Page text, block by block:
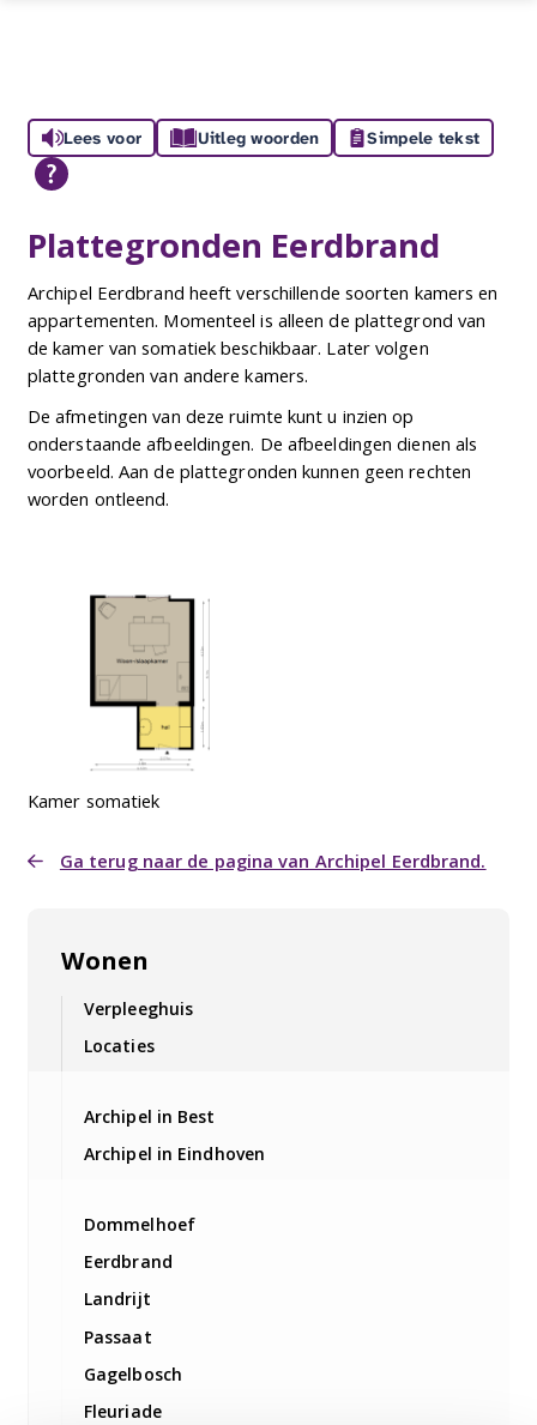
Wonen
Verpleeghuis
Locaties
Archipel in Best
Archipel in Eindhoven
Dommelhoef
Eerdbrand
Landrijt
Passaat
Gagelbosch
Fleuriade
Lees voor Uitleg woorden Simpele tekst
Plattegronden Eerdbrand
Archipel Eerdbrand heeft verschillende soorten kamers en
appartementen. Momenteel is alleen de plattegrond van
de kamer van somatiek beschikbaar. Later volgen
plattegronden van andere kamers.
De afmetingen van deze ruimte kunt u inzien op
onderstaande afbeeldingen. De afbeeldingen dienen als
voorbeeld. Aan de plattegronden kunnen geen rechten
worden ontleend.
Kamer somatiek
Ga terug naar de pagina van Archipel Eerdbrand.